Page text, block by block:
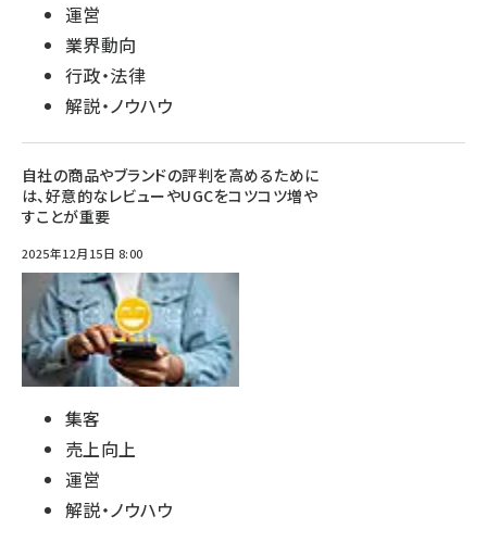
運営
業界動向
行政・法律
解説・ノウハウ
自社の商品やブランドの評判を高めるために
は、好意的なレビューやUGCをコツコツ増や
すことが重要
2025年12月15日 8:00
集客
売上向上
運営
解説・ノウハウ